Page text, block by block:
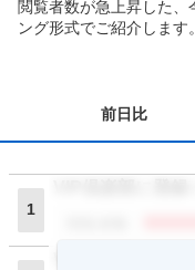
閲覧者数が急上昇した
ング形式でご紹介します。
前日比
1
VIP倶楽部に登